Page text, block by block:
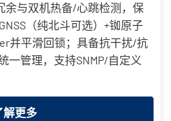
余与双机热备/心跳检测，保
（纯北斗可选）+铷原子
并平滑回锁；具备抗干扰/抗
一管理，支持SNMP/自定义
解更多